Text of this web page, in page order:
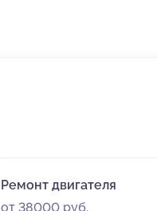
Ремонт двигателя
от 38000 руб.